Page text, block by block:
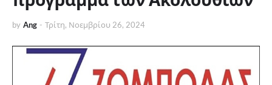
by Ang - Τρίτη, Νοεμβρίου 26, 2024